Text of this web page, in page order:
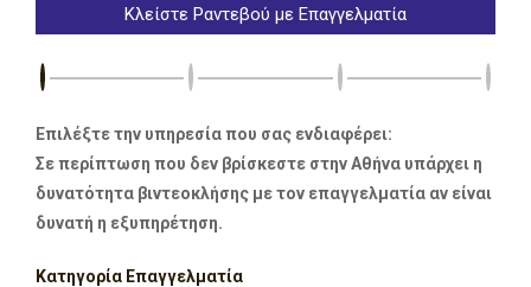
Κλείστε Ραντεβού με Επαγγελματία
Επιλέξτε την υπηρεσία που σας ενδιαφέρει:
Σε περίπτωση που δεν βρίσκεστε στην Αθήνα υπάρχει η
δυνατότητα βιντεοκλήσης με τον επαγγελματία αν είναι
δυνατή η εξυπηρέτηση.
Κατηγορία Επαγγελματία